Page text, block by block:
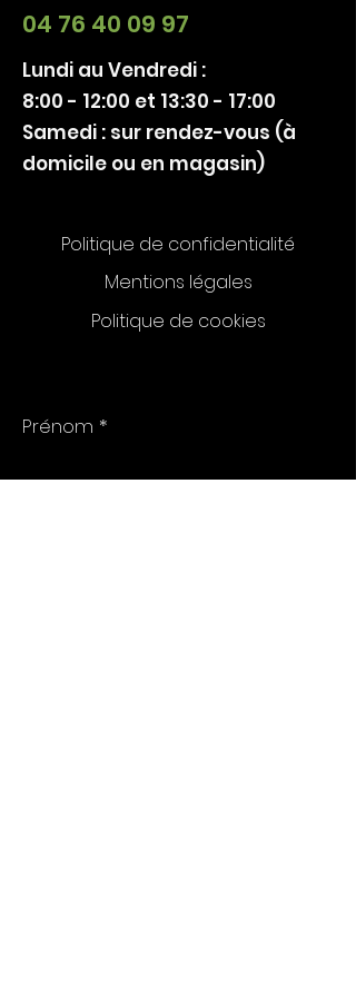
04 76 40 09 97
Lundi au Vendredi :
8:00 - 12:00 et 13:30 - 17:00
Samedi : sur rendez-vous (à
domicile ou en magasin)
Politique de confidentialité
Mentions légales
Politique de cookies
Prénom